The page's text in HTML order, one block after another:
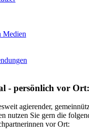
Medien
- persönlich vor Ort:
agierender,
nutzen Sie gern die
vor Ort: